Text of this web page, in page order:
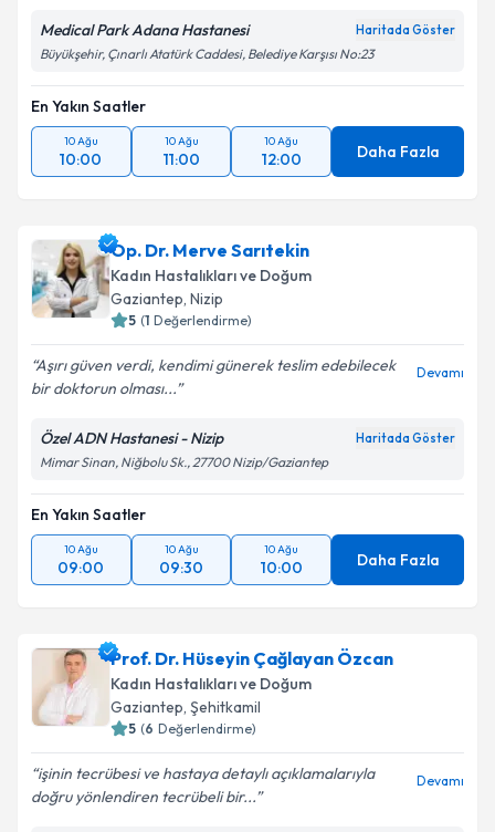
kapsamda işlenmesini kabul ediyorum.
Medical Park Adana Hastanesi Haritada Göster
Büyükşehir, Çınarlı Atatürk Caddesi, Belediye Karşısı No:23
En Yakın Saatler
10 Ağu
10:00
10 Ağu
11:00
10 Ağu
12:00 Daha Fazla
Op. Dr. Merve Sarıtekin
Kadın Hastalıkları ve Doğum
Gaziantep, Nizip
5 (1 Değerlendirme)
Aşırı güven verdi, kendimi günerek teslim edebilecek
bir doktorun olması...
Devamı
Özel ADN Hastanesi - Nizip Haritada Göster
Mimar Sinan, Niğbolu Sk., 27700 Nizip/Gaziantep
En Yakın Saatler
10 Ağu
09:00
10 Ağu
09:30
10 Ağu
10:00 Daha Fazla
Prof. Dr. Hüseyin Çağlayan Özcan
Kadın Hastalıkları ve Doğum
Gaziantep, Şehitkamil
5 (6 Değerlendirme)
işinin tecrübesi ve hastaya detaylı açıklamalarıyla
doğru yönlendiren tecrübeli bir...
Devamı